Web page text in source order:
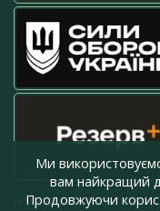
press@armyinform.com.ua
Ми
вам найкращий
Продовжуючи